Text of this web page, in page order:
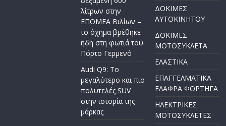
λίτρων στην
ΕΠΟΜΕΑ Βιλίων –
το όχημα βρέθηκε
ήδη στη φωτιά του
Πόρτο Γερμενό
Audi Q9: Το
μεγαλύτερο και πιο
πολυτελές SUV
στην ιστορία της
μάρκας
ΔΟΚΙΜΕΣ
ΑΥΤΟΚΙΝΗΤΟΥ
ΔΟΚΙΜΕΣ
ΜΟΤΟΣΥΚΛΕΤΑ
ΕΛΑΣΤΙΚΑ
ΕΠΑΓΓΕΛΜΑΤΙΚΑ
ΕΛΑΦΡΑ ΦΟΡΤΗΓΑ
ΗΛΕΚΤΡΙΚΕΣ
ΜΟΤΟΣΥΚΛΕΤΕΣ